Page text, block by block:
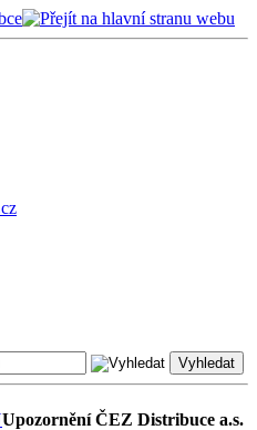
Vyhledat
Upozornění ČEZ Distribuce a.s.